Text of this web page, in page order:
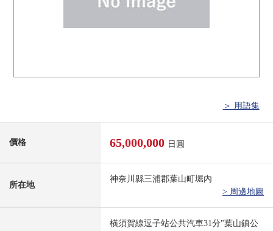
＞ 用語集
價格 65,000,000 日圓
所在地
神奈川縣三浦郡葉山町堀內
> 周邊地圖
橫須賀線逗子站公共汽車31分"葉山鎮公